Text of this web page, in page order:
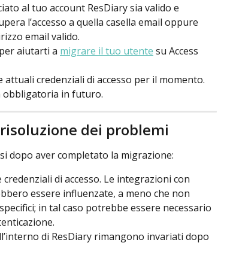
al tuo account ResDiary sia valido e
l’accesso a quella casella email oppure
email valido.
aiutarti a migrare il tuo utente su Access
credenziali di accesso per il momento.
obbligatoria in futuro.
dei problemi
dopo aver completato la migrazione:
di accesso. Le integrazioni con
essere influenzate, a meno che non
in tal caso potrebbe essere necessario
di ResDiary rimangono invariati dopo